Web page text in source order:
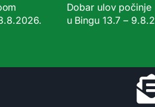
Dobar ulov počinje
u Bingu 13.7 –